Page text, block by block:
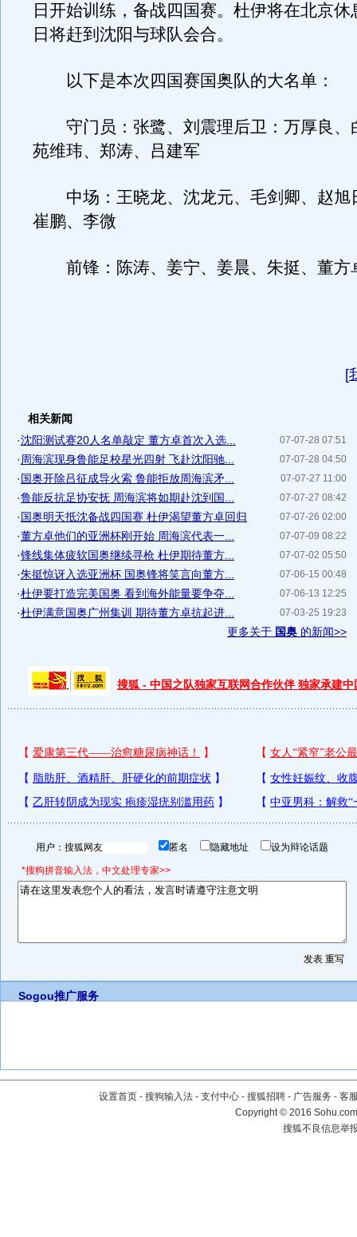
日开始训练，备战四国赛。杜伊将在北京休
日将赶到沈阳与球队会合。
以下是本次四国赛国奥队的大名单：
守门员：张鹭、刘震理后卫：万厚良、
苑维玮、郑涛、吕建军
中场：王晓龙、沈龙元、毛剑卿、赵旭
崔鹏、李微
前锋：陈涛、姜宁、姜晨、朱挺、董方
[
相关新闻
07-07-28 07:51
·沈阳测试赛20人名单敲定 董方卓首次入选...
07-07-28 04:50
· 周海滨现身鲁能足校星光四射 飞赴沈阳驰...
07-07-27 11:00
·国奥开除吕征成导火索 鲁能拒放周海滨矛...
07-07-27 08:42
·鲁能反抗足协安抚 周海滨将如期赴沈到国...
07-07-26 02:00
·国奥明天抵沈备战四国赛 杜伊渴望董方卓回归
07-07-09 08:22
·董方卓他们的亚洲杯刚开始 周海滨代表一...
07-07-02 05:50
·锋线集体疲软国奥继续寻枪 杜伊期待董方...
07-06-15 00:48
·朱挺惊讶入选亚洲杯 国奥锋将笑言向董方...
07-06-13 12:25
·杜伊要打造完美国奥 看到海外能量要争夺...
07-03-25 19:23
·杜伊满意国奥广州集训 期待董方卓抗起进...
更多关于 国奥 的新闻>>
搜狐 - 中国之队独家互联网合作伙伴 独家承建中
用户： 匿名 隐藏地址 设为辩论话题
*搜狗拼音输入法，中文处理专家>>
Sogou推广服务
设置首页 - 搜狗输入法 - 支付中心 - 搜狐招聘 - 广告服务 - 客
Copyright©2016
搜狐不良信息举